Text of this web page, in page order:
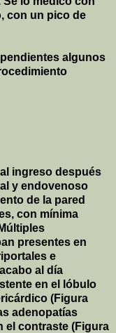
con un pico de
algunos
ingreso después
y endovenoso
de la pared
con mínima
presentes en
e
al día
en el lóbulo
(Figura
adenopatías
el contraste (Figura